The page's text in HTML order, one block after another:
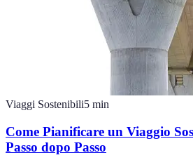
Viaggi Sostenibili5 min
Come Pianificare un Viaggio
Passo dopo Passo